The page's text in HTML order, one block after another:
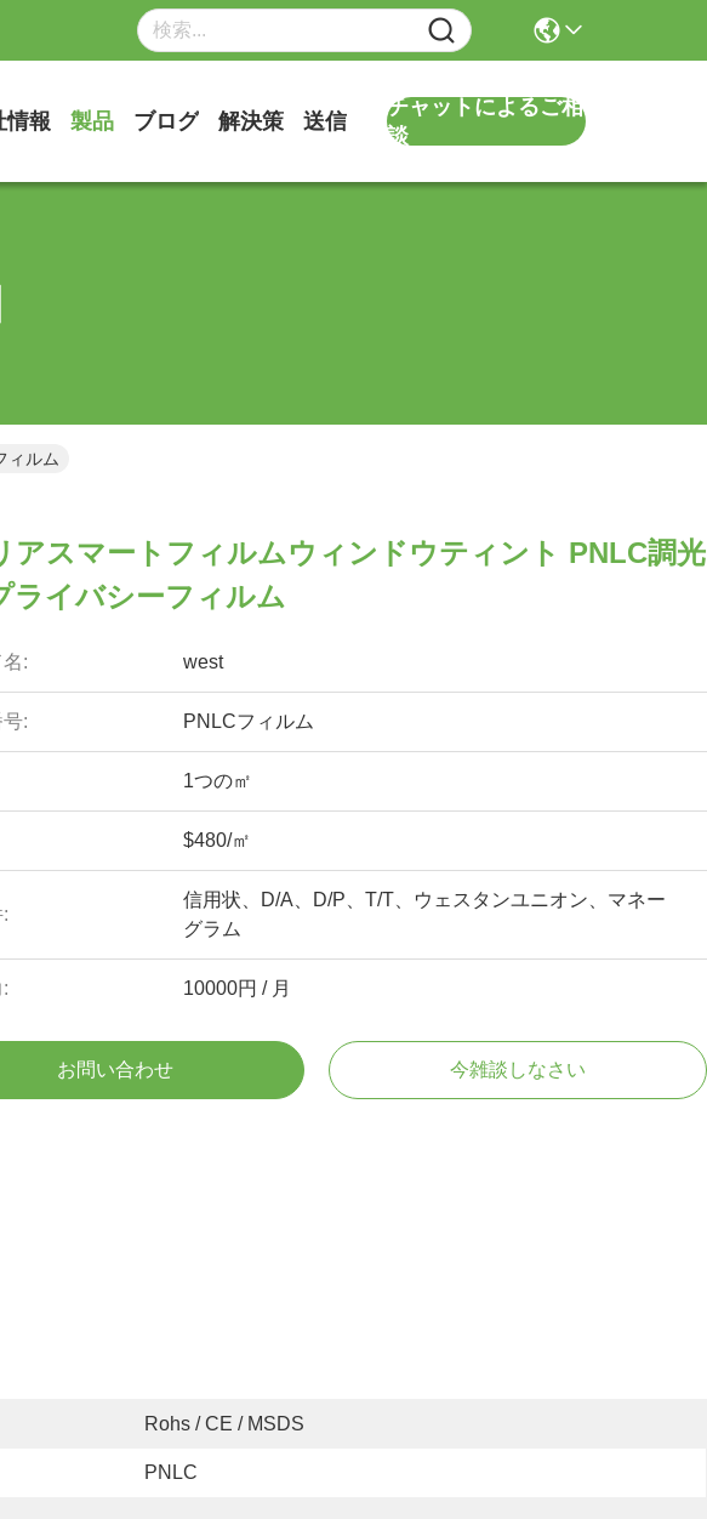
情報 製品 ブログ 解決策 送信
チャットによるご相
談
ィルム
アスマートフィルムウィンドウティント PNLC調光
ライバシーフィルム
: west
: PNLCフィルム
1つの㎡
$480/㎡
信用状、D/A、D/P、T/T、ウェスタンユニオン、マネー
グラム
10000円 / 月
お問い合わせ 今雑談しなさい
Rohs / CE / MSDS
PNLC